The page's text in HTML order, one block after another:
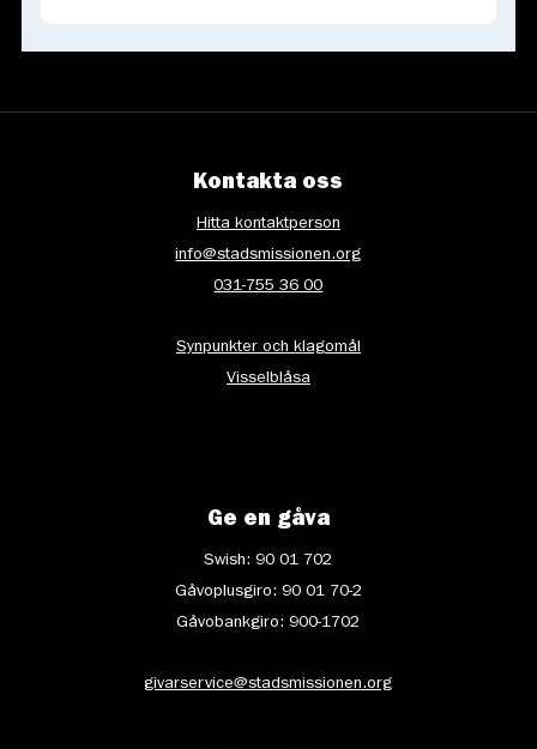
Kontakta oss
Hitta kontaktperson
info@stadsmissionen.org
031-755 36 00
Synpunkter och klagomål
Visselblåsa
Ge en gåva
Swish: 90 01 702
Gåvoplusgiro: 90 01 70-2
Gåvobankgiro: 900-1702
givarservice@stadsmissionen.org